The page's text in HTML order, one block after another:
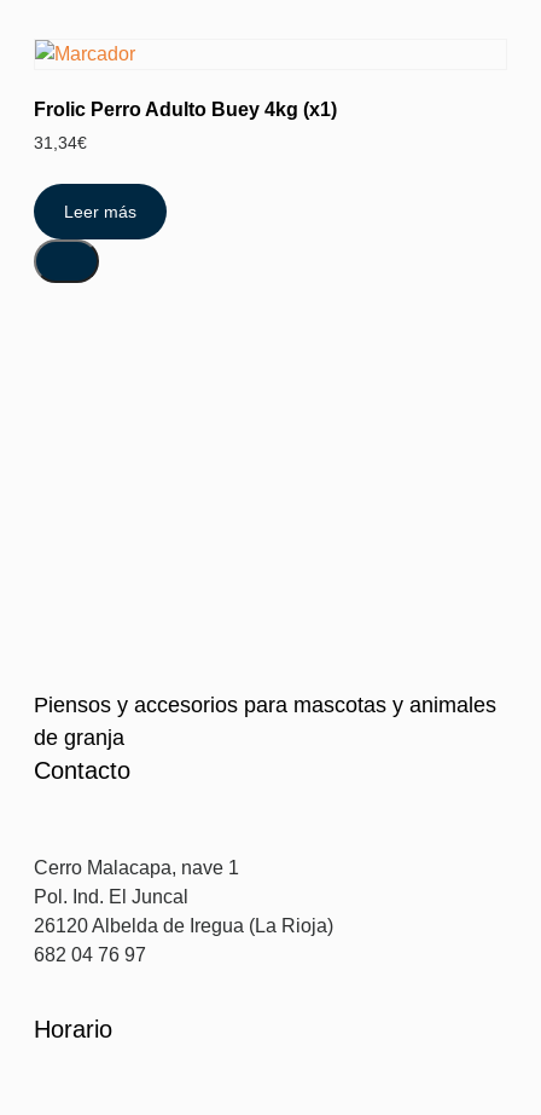
Frolic Perro Adulto Buey 4kg (x1)
31,34€
Leer más
Piensos y accesorios para mascotas y animales
de granja
Contacto
Cerro Malacapa, nave 1
Pol. Ind. El Juncal
26120 Albelda de Iregua (La Rioja)
682 04 76 97
Horario